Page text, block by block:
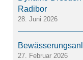
Radibor
28. Juni 2026
27. Februar 2026